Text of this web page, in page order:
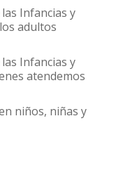
Infancias y
adultos
Infancias y
atendemos
niños, niñas y